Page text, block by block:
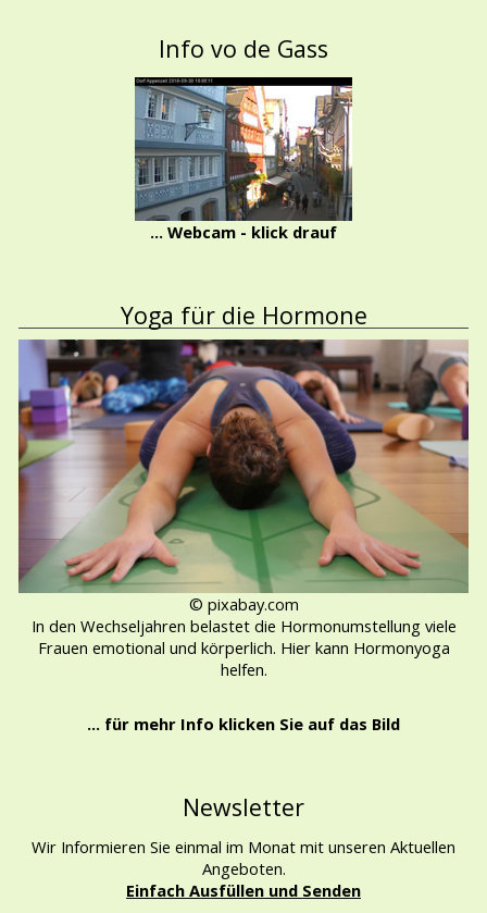
Info vo de Gass
... Webcam - klick drauf
Yoga für die Hormone
© pixabay.com
In den Wechseljahren belastet die Hormonumstellung viele
Frauen emotional und körperlich. Hier kann Hormonyoga
helfen.
... für mehr Info klicken Sie auf das Bild
Newsletter
Wir Informieren Sie einmal im Monat mit unseren Aktuellen
Angeboten.
Einfach Ausfüllen und Senden